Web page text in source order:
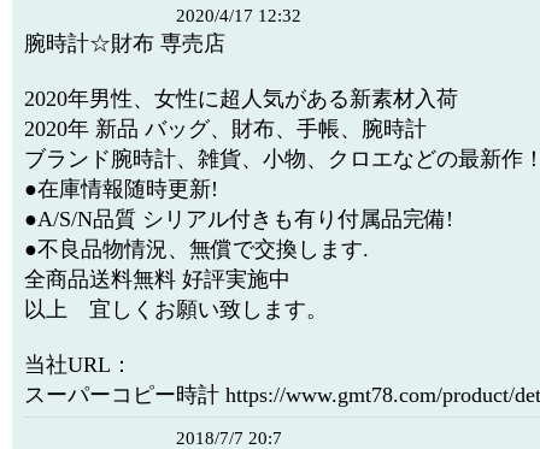
2020/4/17 12:32
腕時計☆財布 専売店
2020年男性、女性に超人気がある新素材入荷
2020年 新品 バッグ、財布、手帳、腕時計
ブランド腕時計、雑貨、小物、クロエなどの最新作
●在庫情報随時更新!
●A/S/N品質 シリアル付きも有り付属品完備!
●不良品物情況、無償で交換します.
全商品送料無料 好評実施中
以上 宜しくお願い致します。
当社URL：
スーパーコピー時計 https://www.gmt78.com/product/
2018/7/7 20:7